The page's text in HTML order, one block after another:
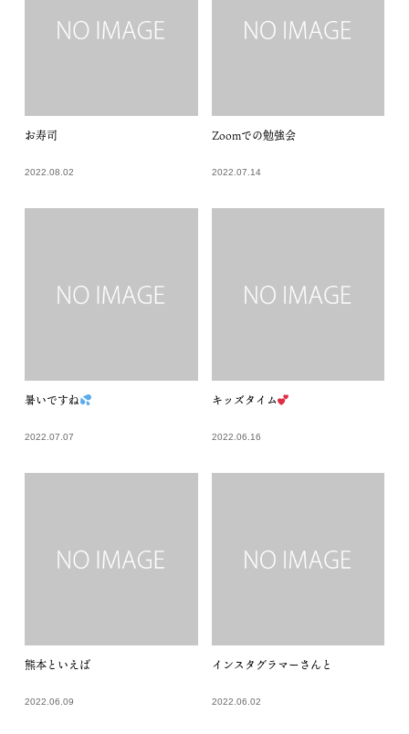
お寿司
2022.08.02
Zoomでの勉強会
2022.07.14
暑いですね
2022.07.07
キッズタイム
2022.06.16
熊本といえば
2022.06.09
インスタグラマーさんと
2022.06.02